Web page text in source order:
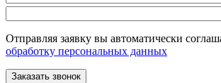
Отправляя заявку вы автоматически
обработку персональных данных